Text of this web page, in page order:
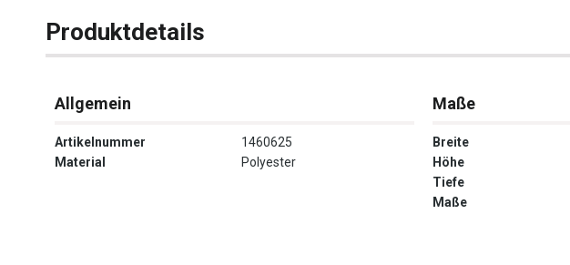
Produktdetails
Allgemein
Artikelnummer
1460625
Material
Polyester
Maße
Breite
Höhe
Tiefe
Maße